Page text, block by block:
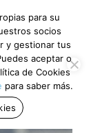
para su
socios
y gestionar tus
aceptar o
de Cookies
para saber más.